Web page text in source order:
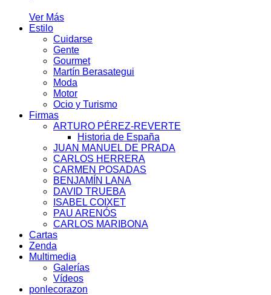
Ver Más
Estilo
Cuidarse
Gente
Gourmet
Martín Berasategui
Moda
Motor
Ocio y Turismo
Firmas
ARTURO PÉREZ-REVERTE
Historia de España
JUAN MANUEL DE PRADA
CARLOS HERRERA
CARMEN POSADAS
BENJAMÍN LANA
DAVID TRUEBA
ISABEL COIXET
PAU ARENÓS
CARLOS MARIBONA
Cartas
Zenda
Multimedia
Galerías
Vídeos
ponlecorazon